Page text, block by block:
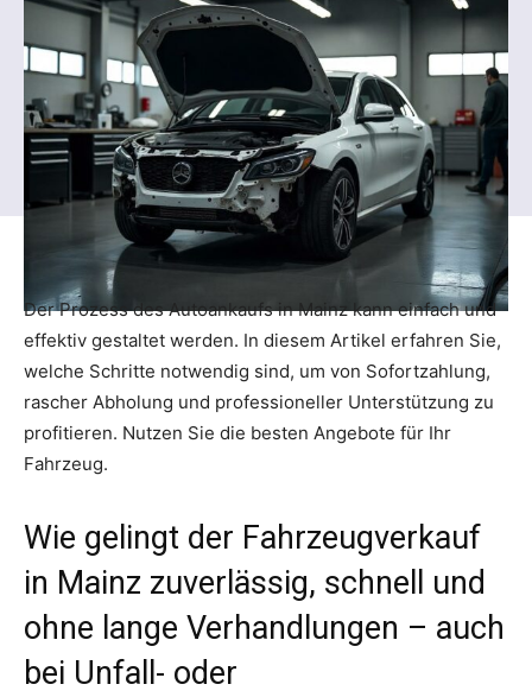
Der Prozess des Autoankaufs in Mainz kann einfach und
effektiv gestaltet werden. In diesem Artikel erfahren Sie,
welche Schritte notwendig sind, um von Sofortzahlung,
rascher Abholung und professioneller Unterstützung zu
profitieren. Nutzen Sie die besten Angebote für Ihr
Fahrzeug.
Wie gelingt der Fahrzeugverkauf
in Mainz zuverlässig, schnell und
ohne lange Verhandlungen – auch
bei Unfall- oder